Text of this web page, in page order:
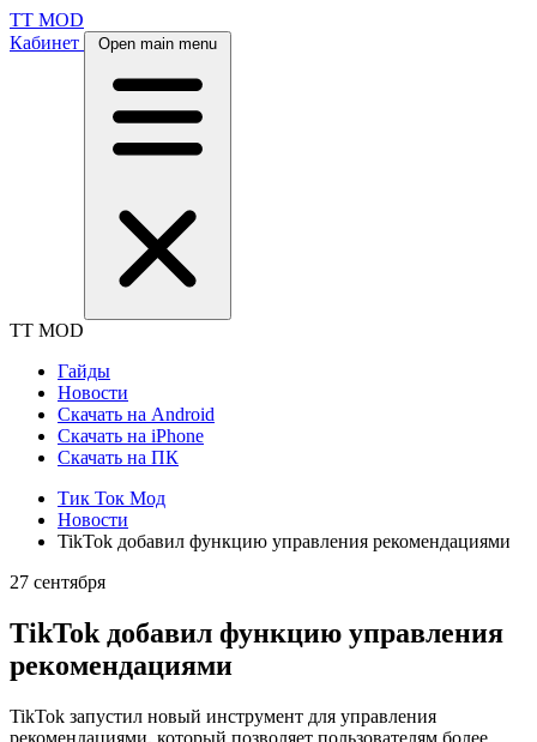
TT MOD
Кабинет
Open main menu
TT MOD
Гайды
Новости
Скачать на Android
Скачать на iPhone
Скачать на ПК
Тик Ток Мод
Новости
TikTok добавил функцию управления рекомендациями
27 сентября
TikTok добавил функцию управления
рекомендациями
TikTok запустил новый инструмент для управления
рекомендациями, который позволяет пользователям более